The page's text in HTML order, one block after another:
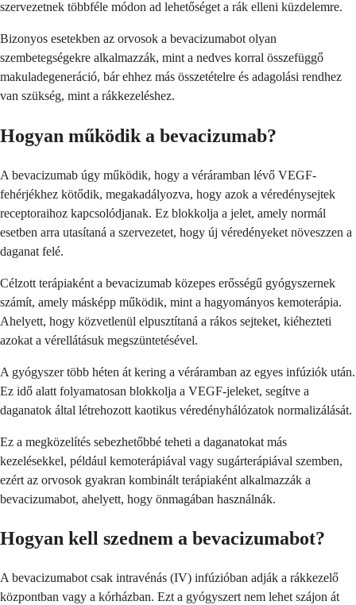
szervezetnek többféle módon ad lehetőséget a rák elleni küzdelemre.
Bizonyos esetekben az orvosok a bevacizumabot olyan
szembetegségekre alkalmazzák, mint a nedves korral összefüggő
makuladegeneráció, bár ehhez más összetételre és adagolási rendhez
van szükség, mint a rákkezeléshez.
Hogyan működik a bevacizumab?
A bevacizumab úgy működik, hogy a véráramban lévő VEGF-
fehérjékhez kötődik, megakadályozva, hogy azok a véredénysejtek
receptoraihoz kapcsolódjanak. Ez blokkolja a jelet, amely normál
esetben arra utasítaná a szervezetet, hogy új véredényeket növeszzen a
daganat felé.
Célzott terápiaként a bevacizumab közepes erősségű gyógyszernek
számít, amely másképp működik, mint a hagyományos kemoterápia.
Ahelyett, hogy közvetlenül elpusztítaná a rákos sejteket, kiéhezteti
azokat a vérellátásuk megszüntetésével.
A gyógyszer több héten át kering a véráramban az egyes infúziók után.
Ez idő alatt folyamatosan blokkolja a VEGF-jeleket, segítve a
daganatok által létrehozott kaotikus véredényhálózatok normalizálását.
Ez a megközelítés sebezhetőbbé teheti a daganatokat más
kezelésekkel, például kemoterápiával vagy sugárterápiával szemben,
ezért az orvosok gyakran kombinált terápiaként alkalmazzák a
bevacizumabot, ahelyett, hogy önmagában használnák.
Hogyan kell szednem a bevacizumabot?
A bevacizumabot csak intravénás (IV) infúzióban adják a rákkezelő
központban vagy a kórházban. Ezt a gyógyszert nem lehet szájon át